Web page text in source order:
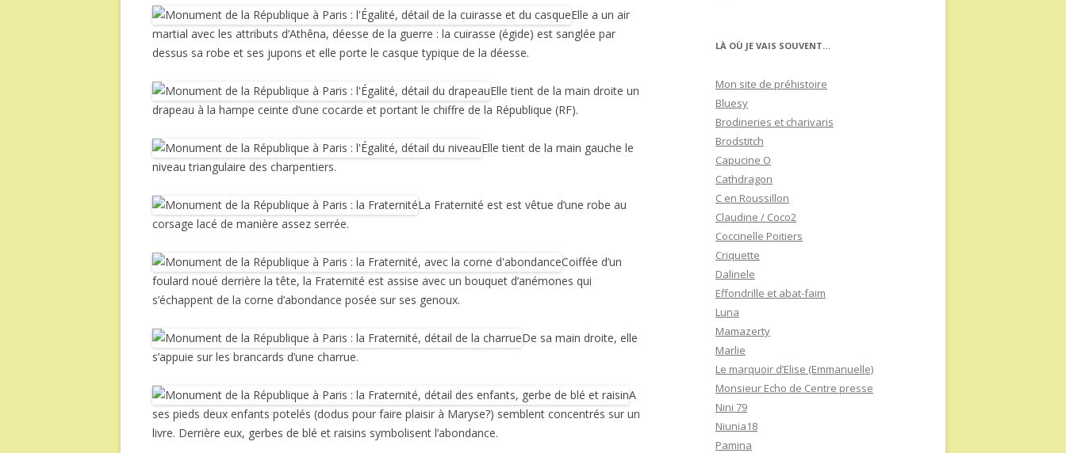
Elle a un air
martial avec les attributs d’Athêna, déesse de la guerre : la cuirasse (égide) est sanglée par
dessus sa robe et ses jupons et elle porte le casque typique de la déesse.
Elle tient de la main droite un
drapeau à la hampe ceinte d’une cocarde et portant le chiffre de la République (RF).
Elle tient de la main gauche le
niveau triangulaire des charpentiers.
La Fraternité est est vêtue d’une robe au
corsage lacé de manière assez serrée.
Coiffée d’un
foulard noué derrière la tête, la Fraternité est assise avec un bouquet d’anémones qui
s’échappent de la corne d’abondance posée sur ses genoux.
De sa main droite, elle
s’appuie sur les brancards d’une charrue.
A
ses pieds deux enfants potelés (dodus pour faire plaisir à Maryse?) semblent concentrés sur un
livre. Derrière eux, gerbes de blé et raisins symbolisent l’abondance.
LÀ OÙ JE VAIS SOUVENT…
Mon site de préhistoire
Bluesy
Brodineries et charivaris
Brodstitch
Capucine O
Cathdragon
C en Roussillon
Claudine / Coco2
Coccinelle Poitiers
Criquette
Dalinele
Effondrille et abat-faim
Luna
Mamazerty
Marlie
Le marquoir d’Elise (Emmanuelle)
Monsieur Echo de Centre presse
Nini 79
Niunia18
Pamina